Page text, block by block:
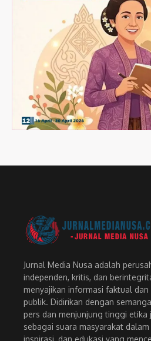
Jurnal Media Nusa adalah
independen, kritis, dan
menyajikan informasi faktual
publik. Didirikan dengan
pers dan menjunjung tinggi etika
sebagai suara masyarakat